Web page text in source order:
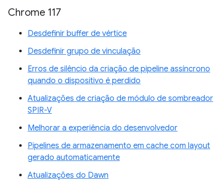
Chrome 117
Desdefinir buffer de vértice
Desdefinir grupo de vinculação
Erros de silêncio da criação de pipeline assíncrono
quando o dispositivo é perdido
Atualizações de criação de módulo de sombreador
SPIR-V
Melhorar a experiência do desenvolvedor
Pipelines de armazenamento em cache com layout
gerado automaticamente
Atualizações do Dawn